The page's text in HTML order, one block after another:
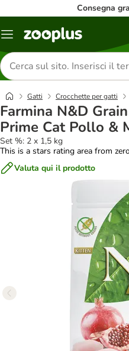
Consegna
Overview
Cerca
prodotti
Gatti Crocchette per gatti
Farmina N&D
Prime Cat Pollo &
Set %: 2 x 1,5 kg
This is a stars rating area from
Valuta qui il prodotto